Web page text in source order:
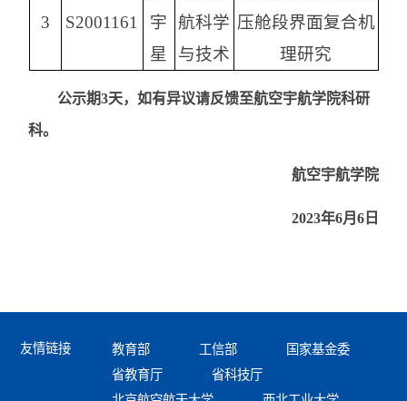
3 S2001161
宇
星
航科学
与技术
压舱段界面复合机
理研究
公示期3天，如有异议请反馈至航空宇航学院科研
科。
航空宇航学院
2023年6月6日
友情链接 教育部 工信部
国家基金委
省教育厅
省科技厅